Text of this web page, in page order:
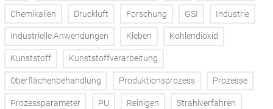
Chemikalien Druckluft Forschung GSI Industrie
Industrielle Anwendungen Kleben Kohlendioxid
Kunststoff Kunststoffverarbeitung
Oberflächenbehandlung Produktionsprozess Prozesse
Prozessparameter PU Reinigen Strahlverfahren